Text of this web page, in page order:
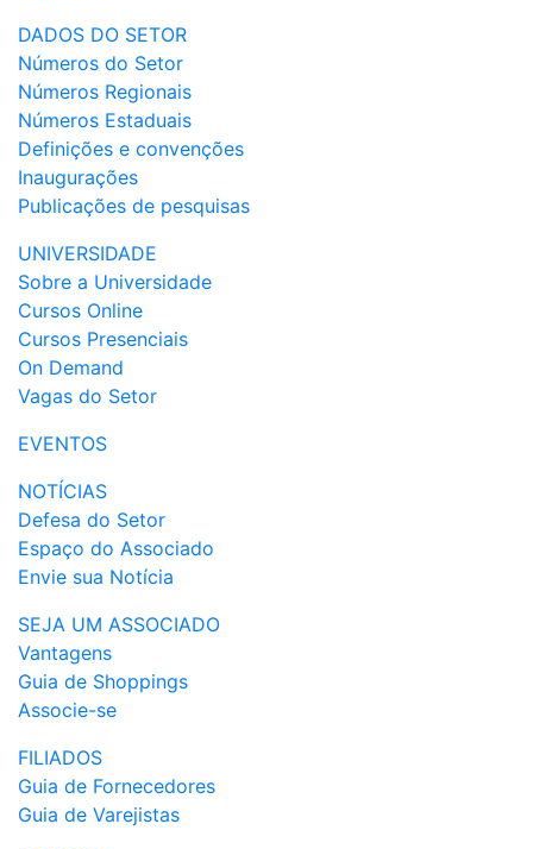
DADOS DO SETOR
Números do Setor
Números Regionais
Números Estaduais
Definições e convenções
Inaugurações
Publicações de pesquisas
UNIVERSIDADE
Sobre a Universidade
Cursos Online
Cursos Presenciais
On Demand
Vagas do Setor
EVENTOS
NOTÍCIAS
Defesa do Setor
Espaço do Associado
Envie sua Notícia
SEJA UM ASSOCIADO
Vantagens
Guia de Shoppings
Associe-se
FILIADOS
Guia de Fornecedores
Guia de Varejistas